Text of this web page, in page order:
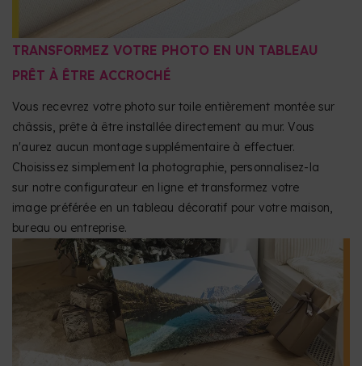
TRANSFORMEZ VOTRE PHOTO EN UN TABLEAU
PRÊT À ÊTRE ACCROCHÉ
Vous recevrez votre photo sur toile entièrement montée sur
châssis, prête à être installée directement au mur. Vous
n'aurez aucun montage supplémentaire à effectuer.
Choisissez simplement la photographie, personnalisez-la
sur notre configurateur en ligne et transformez votre
image préférée en un tableau décoratif pour votre maison,
bureau ou entreprise.